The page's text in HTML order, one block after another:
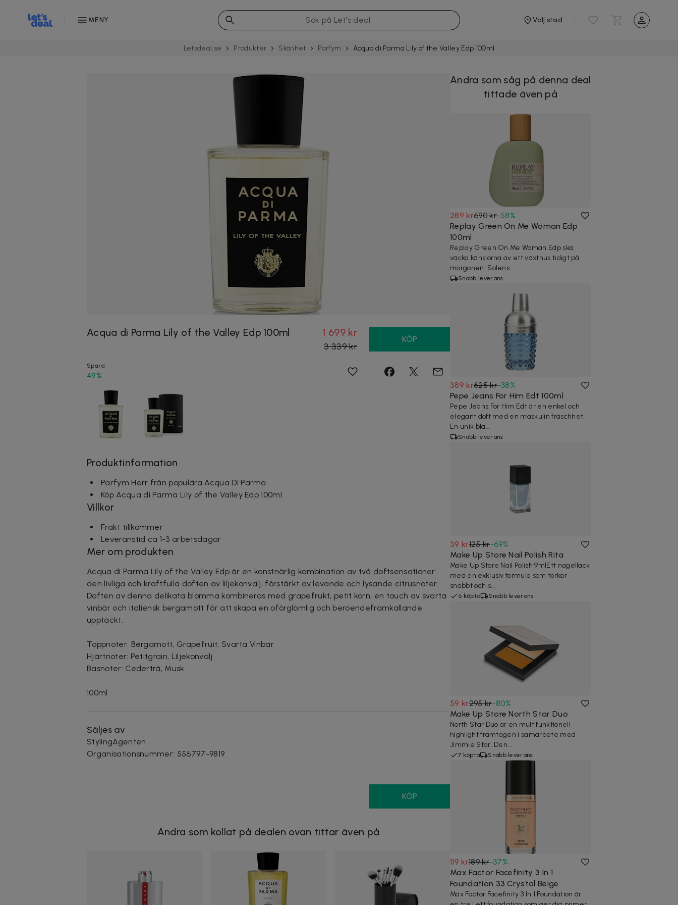
MENY Välj stad
Letsdeal.se Produkter Skönhet Parfym Acqua di Parma Lily of the Valley Edp 100ml
Acqua di Parma Lily of the Valley Edp 100ml 1 699 kr
3 339 kr
KÖP
Spara
49%
Produktinformation
Parfym Herr från populära Acqua Di Parma
Köp Acqua di Parma Lily of the Valley Edp 100ml
Villkor
Frakt tillkommer
Leveranstid ca 1-3 arbetsdagar
Mer om produkten
Acqua di Parma Lily of the Valley Edp är en konstnärlig kombination av två doftsensationer:
den livliga och kraftfulla doften av liljekonvalj, förstärkt av levande och lysande citrusnoter.
Doften av denna delikata blomma kombineras med grapefrukt, petit korn, en touch av svarta
vinbär och italiensk bergamott för att skapa en oförglömlig och beroendeframkallande
upptäckt.
Toppnoter: Bergamott, Grapefruit, Svarta Vinbär
Hjärtnoter: Petitgrain, Liljekonvalj
Basnoter: Cederträ, Musk
100ml
Säljes av
StylingAgenten
Organisationsnummer: 556797-9819
KÖP
Andra som kollat på dealen ovan tittar även på
Andra som såg på denna deal
tittade även på
289 kr690 kr-58%
Replay Green On Me Woman Edp
100ml
Replay Green On Me Woman Edp ska
väcka känslorna av ett växthus tidigt på
morgonen. Solens...
Snabb leverans
389 kr625 kr-38%
Pepe Jeans For Him Edt 100ml
Pepe Jeans For Him Edt är en enkel och
elegant doft med en maskulin fräschhet.
En unik bla...
Snabb leverans
39 kr125 kr-69%
Make Up Store Nail Polish Rita
Make Up Store Nail Polish 9mlEtt nagellack
med en exklusiv formula som torkar
snabbt och s...
6 köpta Snabb leverans
59 kr295 kr-80%
Make Up Store North Star Duo
North Star Duo är en multifunktionell
highlight framtagen i samarbete med
Jimmie Star. Den...
7 köpta Snabb leverans
119 kr189 kr-37%
Max Factor Facefinity 3 In 1
Foundation 33 Crystal Beige
Max Factor Facefinity 3 In 1 Foundation är